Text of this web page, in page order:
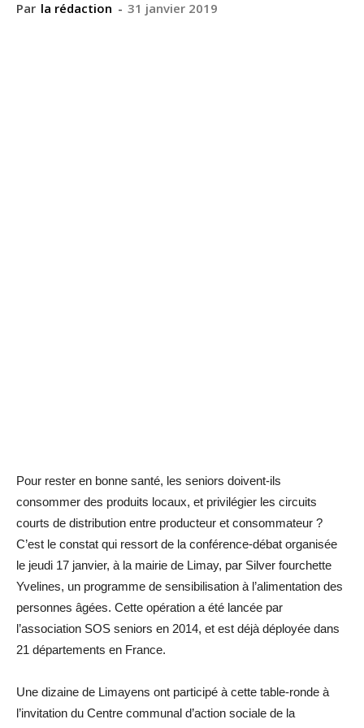
Par la rédaction - 31 janvier 2019
Pour rester en bonne santé, les seniors doivent-ils
consommer des produits locaux, et privilégier les circuits
courts de distribution entre producteur et consommateur ?
C’est le constat qui ressort de la conférence-débat organisée
le jeudi 17 janvier, à la mairie de Limay, par Silver fourchette
Yvelines, un programme de sensibilisation à l’alimentation des
personnes âgées. Cette opération a été lancée par
l’association SOS seniors en 2014, et est déjà déployée dans
21 départements en France.
Une dizaine de Limayens ont participé à cette table-ronde à
l’invitation du Centre communal d’action sociale de la